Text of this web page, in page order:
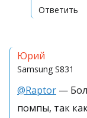
Ответить
Юрий
Samsung S831
@Raptor —
помпы, так